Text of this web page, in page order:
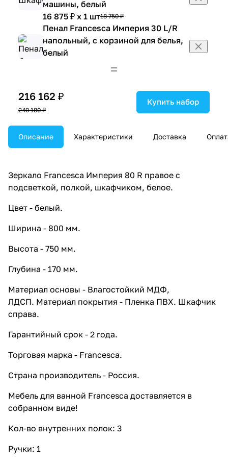
машины, белый
16 875 ₽ x 1 шт18 750 ₽
Пенал Francesca Империя 30 L/R
напольный, с корзиной для белья,
белый
14 193 ₽ x 1 шт
Пенал Francesca Империя 50
напольный, белый
20 169 ₽ x 1 шт22 410 ₽
Тумба-комод Francesca Империя
9 045 ₽ x 1 шт10 050 ₽
Тумба-комод Francesca Империя
6 903 ₽ x 1 шт
50 белая
9 801 ₽ x 1 шт
60 белая
Шкаф навесной Francesca Империя
20 L/R, белый
Шкаф навесной Francesca Империя
30 L/R, белый
5 427 ₽ x 1 шт6 030 ₽
40 белый
6 093 ₽ x 1 шт
Шкаф навесной Francesca Империя
50 белый
6 633 ₽ x 1 шт7 370 ₽
216 162 ₽
240 180 ₽
Купить набор
Описание Характеристики Доставка
Зеркало Francesca Империя 80 R правое с
подсветкой, полкой, шкафчиком, белое.
Цвет - белый.
Ширина - 800 мм.
Высота - 750 мм.
Глубина - 170 мм.
Материал основы - Влагостойкий МДФ,
ЛДСП. Материал покрытия - Пленка ПВХ. Шкафчик
справа.
Гарантийный срок - 2 года.
Торговая марка - Francesca.
Страна производитель - Россия.
Мебель для ванной Francesca доставляется в
собранном виде!
Кол-во внутренних полок: 3
Ручки: 1